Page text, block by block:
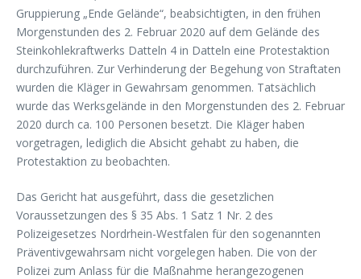
Gruppierung „Ende Gelände“, beabsichtigten, in den frühen
Morgenstunden des 2. Februar 2020 auf dem Gelände des
Steinkohlekraftwerks Datteln 4 in Datteln eine Protestaktion
durchzuführen. Zur Verhinderung der Begehung von Straftaten
wurden die Kläger in Gewahrsam genommen. Tatsächlich
wurde das Werksgelände in den Morgenstunden des 2. Februar
2020 durch ca. 100 Personen besetzt. Die Kläger haben
vorgetragen, lediglich die Absicht gehabt zu haben, die
Protestaktion zu beobachten.
Das Gericht hat ausgeführt, dass die gesetzlichen
Voraussetzungen des § 35 Abs. 1 Satz 1 Nr. 2 des
Polizeigesetzes Nordrhein-Westfalen für den sogenannten
Präventivgewahrsam nicht vorgelegen haben. Die von der
Polizei zum Anlass für die Maßnahme herangezogenen